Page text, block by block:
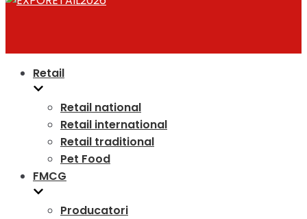
Retail
Retail national
Retail international
Retail traditional
Pet Food
FMCG
Producatori